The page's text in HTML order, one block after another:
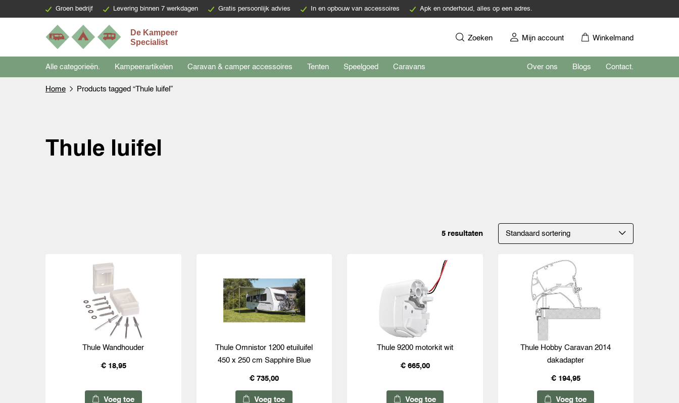
Groen bedrijf Levering binnen 7 werkdagen Gratis persoonlijk advies In en opbouw van accessoires Apk en onderhoud, alles op een adres.
Zoeken Mijn account Winkelmand
Alle categorieën. Kampeerartikelen Caravan & camper accessoires Tenten Speelgoed Caravans Over ons Blogs Contact.
Home Products tagged “Thule luifel”
Thule luifel
5 resultaten
Thule Wandhouder
€ 18,95
Voeg toe
Thule Omnistor 1200 etuiluifel
450 x 250 cm Sapphire Blue
€ 735,00
Voeg toe
Thule 9200 motorkit wit
€ 665,00
Voeg toe
Thule Hobby Caravan 2014
dakadapter
€ 194,95
Voeg toe